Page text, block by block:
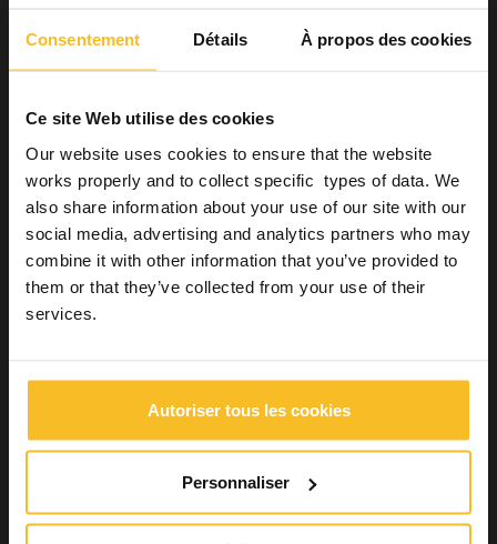
Consentement Détails À propos des cookies
Ce site Web utilise des cookies
Our website uses cookies to ensure that the website
works properly and to collect specific types of data. We
also share information about your use of our site with our
social media, advertising and analytics partners who may
combine it with other information that you’ve provided to
them or that they’ve collected from your use of their
services.
Autoriser tous les cookies
Personnaliser
Chirurgie guidée dynamique
remontent à l’an 2000.
consiste à utiliser un système de navigation implantaire qui
reproduit la position virtuelle de l’implant en temps réel au sein
des données tomodensitométriques et qui permet des
changements interopératoires de position. (4,7)
Tous ces systèmes reposent surla détection en temps réel
de la position tridimensionnelle de la pièce à main de
l’implant
et, par conséquent, sur la position des forets de
préparation de l’implant et de l’implant lui-même.
complexespour un simple usage privé, c’est pour cette raison
que les technologies de première génération ont lentement
disparu du marché. (3)
Cependant, grâce à ce qu’on appelle la quatrième révolution
industrielle, ces systèmespourraient regagner un intérêt
monde numérique est de plus en plus mince et les processus